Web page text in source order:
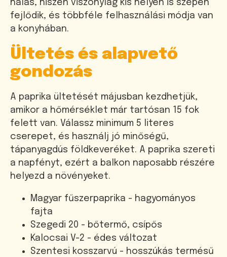
hálás, hiszen viszonylag kis helyen is szépen
fejlődik, és többféle felhasználási módja van
a konyhában.
Ültetés és alapvető
gondozás
A paprika ültetését májusban kezdhetjük,
amikor a hőmérséklet már tartósan 15 fok
felett van. Válassz minimum 5 literes
cserepet, és használj jó minőségű,
tápanyagdús földkeveréket. A paprika szereti
a napfényt, ezért a balkon naposabb részére
helyezd a növényeket.
Magyar fűszerpaprika - hagyományos
fajta
Szegedi 20 - bőtermő, csípős
Kalocsai V-2 - édes változat
Szentesi kosszarvú - hosszúkás termésű